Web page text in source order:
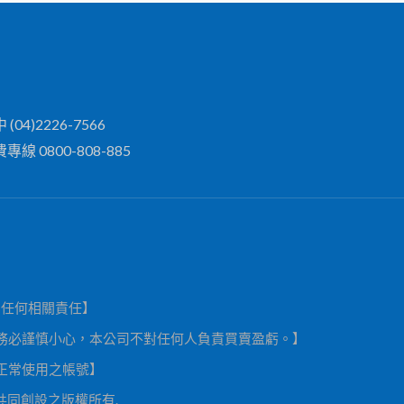
(04)2226-7566
專線 0800-808-885
何相關責任】
謹慎小心，本公司不對任何人負責買賣盈虧。】
使用之帳號】
創設之版權所有.